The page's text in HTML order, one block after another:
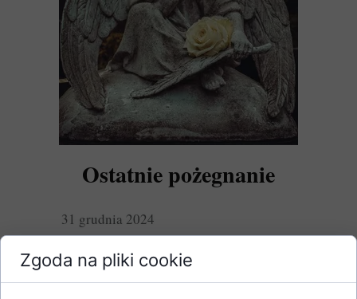
31 grudnia 2024
Ostatnie pożegnanie
Z głębokim smutkiem informujemy o śmierci nauczycielki i
Zgoda na pliki cookie